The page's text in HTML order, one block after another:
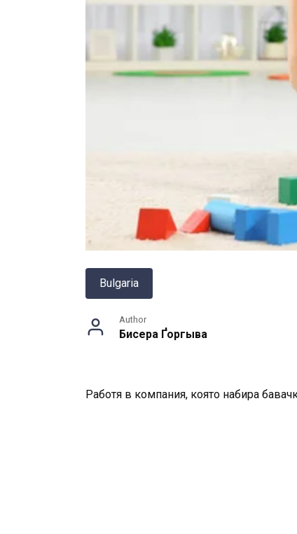
Bulgaria
Author
Бисера Ґоргыва
Работя в компания, която набира